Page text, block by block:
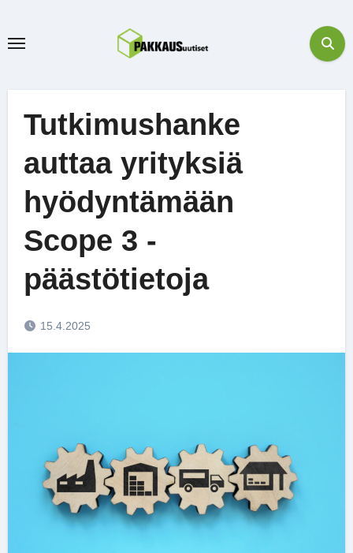
Tutkimushanke
auttaa yrityksiä
hyödyntämään
Scope 3 -
päästötietoja
15.4.2025